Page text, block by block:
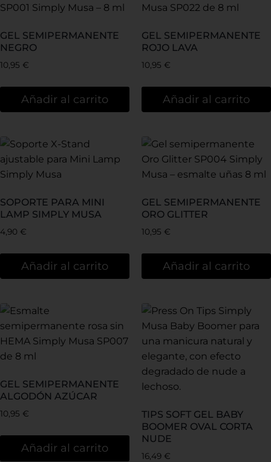
GEL SEMIPERMANENTE
NEGRO
10,95 €
Añadir al carrito
GEL SEMIPERMANENTE
ROJO LAVA
10,95 €
Añadir al carrito
SOPORTE PARA MINI
LAMP SIMPLY MUSA
4,90 €
Añadir al carrito
GEL SEMIPERMANENTE
ORO GLITTER
10,95 €
Añadir al carrito
GEL SEMIPERMANENTE
ALGODÓN AZÚCAR
10,95 €
Añadir al carrito
TIPS SOFT GEL BABY
BOOMER OVAL CORTA
NUDE
16,49 €